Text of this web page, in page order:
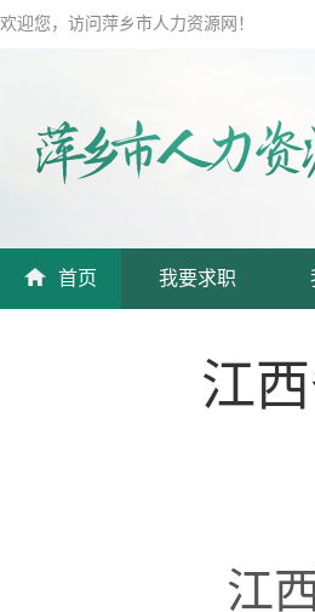
欢迎您，访问萍乡市人力资源网！
首页 我要求职
江
江